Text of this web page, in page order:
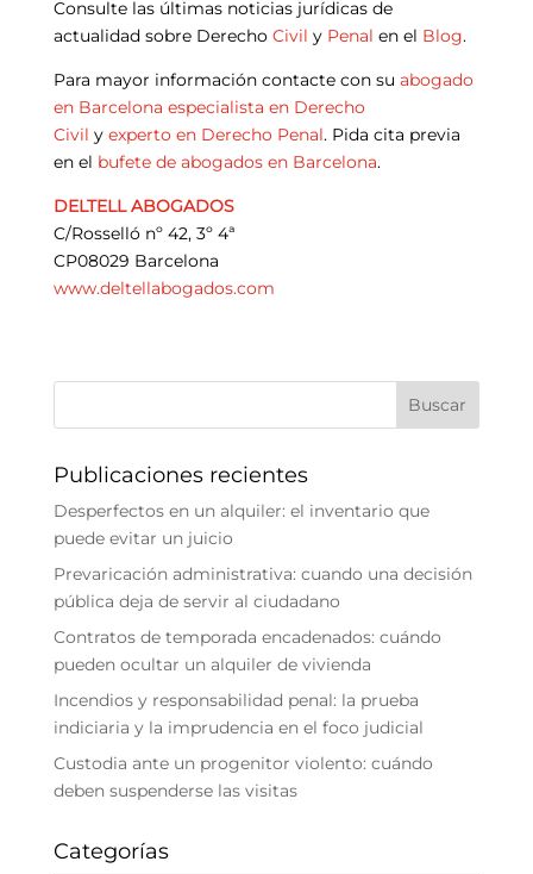
Consulte las últimas noticias jurídicas de
actualidad sobre Derecho Civil y Penal en el Blog.
Para mayor información contacte con su abogado
en Barcelona especialista en Derecho
Civil y experto en Derecho Penal. Pida cita previa
en el bufete de abogados en Barcelona.
DELTELL ABOGADOS
C/Rosselló nº 42, 3º 4ª
CP08029 Barcelona
www.deltellabogados.com
Publicaciones recientes
Desperfectos en un alquiler: el inventario que
puede evitar un juicio
Prevaricación administrativa: cuando una decisión
pública deja de servir al ciudadano
Contratos de temporada encadenados: cuándo
pueden ocultar un alquiler de vivienda
Incendios y responsabilidad penal: la prueba
indiciaria y la imprudencia en el foco judicial
Custodia ante un progenitor violento: cuándo
deben suspenderse las visitas
Categorías